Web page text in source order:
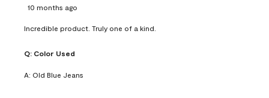
10 months ago
Incredible product. Truly one of a kind.
Q: Color Used
A: Old Blue Jeans